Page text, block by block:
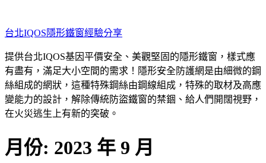
至
主
要
內
容
台北IQOS隱形鐵窗經驗分享
提供台北IQOS基因平價安全、美觀堅固的隱形鐵窗，樣式應
有盡有，滿足大小空間的需求！隱形安全防護網是由細微的鋼
絲組成的網狀，這種特殊鋼絲由鋼線組成，特殊的取材及高應
變能力的設計，解除傳統防盜鐵窗的禁錮、給人們開闊視野，
在火災逃生上有新的突破。
月份: 2023 年 9 月